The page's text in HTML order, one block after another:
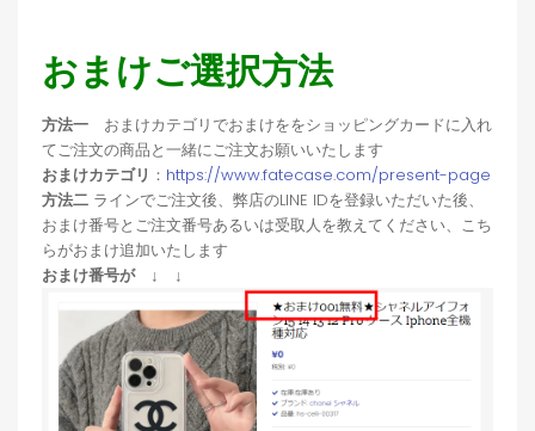
おまけご選択方法
方法一 おまけカテゴリでおまけををショッピングカードに入れ
てご注文の商品と一緒にご注文お願いいたします
おまけカテゴリ ： https://www.fatecase.com/present-page
方法二 ラインでご注文後、弊店のLINE IDを登録いただいた後、
おまけ番号とご注文番号あるいは受取人を教えてください、こち
らがおまけ追加いたします
おまけ番号が ↓ ↓